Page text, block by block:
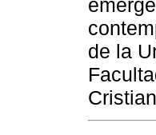
de la